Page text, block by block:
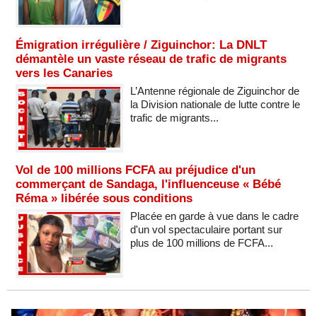
Émigration irrégulière / Ziguinchor: La DNLT
démantèle un vaste réseau de trafic de migrants
vers les Canaries
L’Antenne régionale de Ziguinchor de
la Division nationale de lutte contre le
trafic de migrants...
Vol de 100 millions FCFA au préjudice d'un
commerçant de Sandaga, l'influenceuse « Bébé
Réma » libérée sous conditions
Placée en garde à vue dans le cadre
d'un vol spectaculaire portant sur
plus de 100 millions de FCFA...